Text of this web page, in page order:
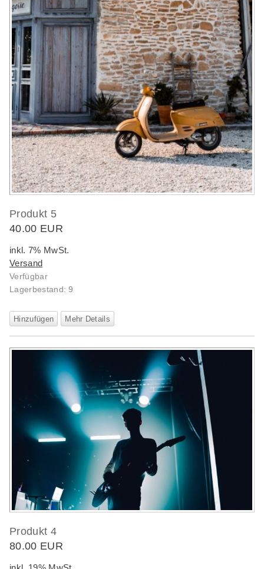
Produkt 5
40.00 EUR
inkl. 7% MwSt.
Versand
Verfügbar
Lagerbestand: 9
Hinzufügen Mehr Details
Produkt 4
80.00 EUR